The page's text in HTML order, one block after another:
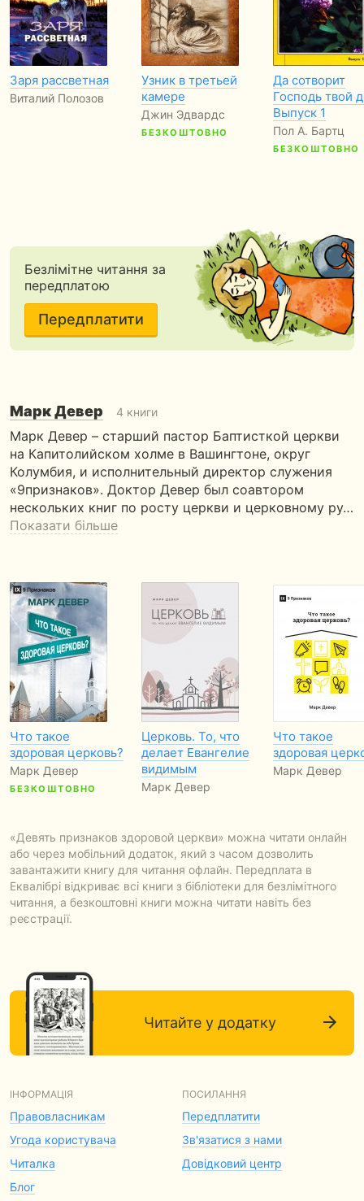
Заря рассветная
Виталий Полозов
Узник в третьей
камере
Джин Эдвардс
БЕЗКОШТОВНО
Да сотворит
Господь твой
Выпуск 1
Пол А. Бартц
БЕЗКОШТОВНО
Безлімітне читання за
передплатою
Передплатити
Марк Девер 4 книги
Марк Девер – старший пастор Баптисткой церкви
на Капитолийском холме в Вашингтоне, округ
Колумбия, и исполнительный директор служения
«9признаков». Доктор Девер был соавтором
нескольких книг по росту церкви и церковному ру…
Показати більше
Что такое
здоровая церковь?
Марк Девер
БЕЗКОШТОВНО
Церковь. То, что
делает Евангелие
видимым
Марк Девер
Что такое
здоровая
Марк Девер
«Девять признаков здоровой церкви» можна читати онлайн
або через мобільний додаток, який з часом дозволить
завантажити книгу для читання офлайн. Передплата в
Еквалібрі відкриває всі книги з бібліотеки для безлімітного
читання, а безкоштовні книги можна читати навіть без
реєстрації.
Читайте у додатку
ІНФОРМАЦІЯ
Правовласникам
Угода користувача
Читалка
Блог
ПОСИЛАННЯ
Передплатити
Зв'язатися з нами
Довідковий центр